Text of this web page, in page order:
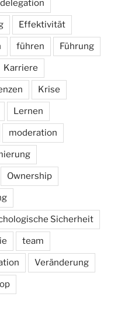
delegation
Effektivität
führen Führung
Karriere
Krise
Lernen
moderation
Ownership
Sicherheit
team
Veränderung